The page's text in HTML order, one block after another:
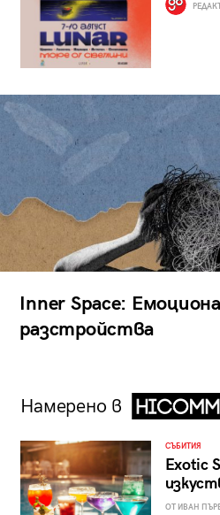
Inner Space:
разстройства
Намерено в
СЪБИТИЯ
Exotic
ОТ ИВАН